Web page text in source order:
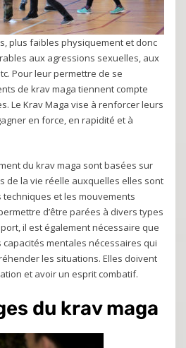
plus faibles physiquement et donc
aux agressions sexuelles, aux
Pour leur permettre de se
de krav maga tiennent compte
Le Krav Maga vise à renforcer leurs
en force, en rapidité et à
du krav maga sont basées sur
de la vie réelle auxquelles elles sont
et les mouvements
d’être parées à divers types
il est également nécessaire que
mentales nécessaires qui
les situations. Elles doivent
et avoir un esprit combatif.
du krav maga